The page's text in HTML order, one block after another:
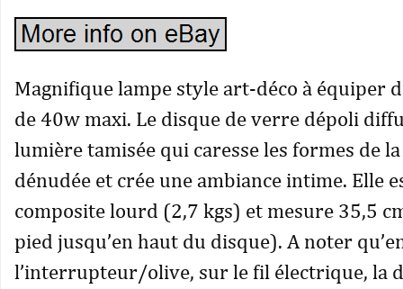
Magnifique lampe style art-déco à équiper
de 40w maxi. Le disque de verre dépoli
lumière tamisée qui caresse les formes de
dénudée et crée une ambiance intime. Elle
composite lourd (2,7 kgs) et mesure 35,5
pied jusqu’en haut du disque). A noter
l’interrupteur/olive, sur le fil électrique, la